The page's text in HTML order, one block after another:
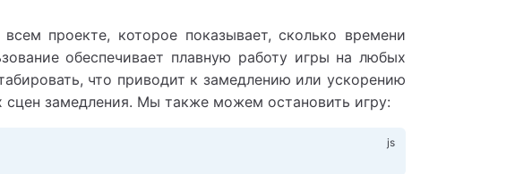
проекте, которое показывает, сколько времени
обеспечивает плавную работу игры на любых
что приводит к замедлению или ускорению
сцен замедления. Мы также можем остановить игру: